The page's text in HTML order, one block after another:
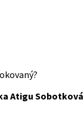
Atigu Sobotková